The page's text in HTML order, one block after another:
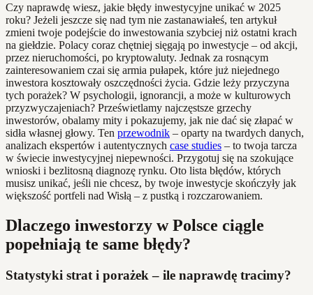
Czy naprawdę wiesz, jakie błędy inwestycyjne unikać w 2025
roku? Jeżeli jeszcze się nad tym nie zastanawiałeś, ten artykuł
zmieni twoje podejście do inwestowania szybciej niż ostatni krach
na giełdzie. Polacy coraz chętniej sięgają po inwestycje – od akcji,
przez nieruchomości, po kryptowaluty. Jednak za rosnącym
zainteresowaniem czai się armia pułapek, które już niejednego
inwestora kosztowały oszczędności życia. Gdzie leży przyczyna
tych porażek? W psychologii, ignorancji, a może w kulturowych
przyzwyczajeniach? Prześwietlamy najczęstsze grzechy
inwestorów, obalamy mity i pokazujemy, jak nie dać się złapać w
sidła własnej głowy. Ten przewodnik – oparty na twardych danych,
analizach ekspertów i autentycznych case studies – to twoja tarcza
w świecie inwestycyjnej niepewności. Przygotuj się na szokujące
wnioski i bezlitosną diagnozę rynku. Oto lista błędów, których
musisz unikać, jeśli nie chcesz, by twoje inwestycje skończyły jak
większość portfeli nad Wisłą – z pustką i rozczarowaniem.
Dlaczego inwestorzy w Polsce ciągle
popełniają te same błędy?
Statystyki strat i porażek – ile naprawdę tracimy?